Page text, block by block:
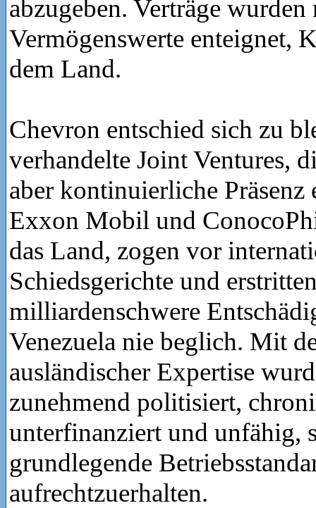
abzugeben. Verträge wurden
Vermögenswerte enteignet,
dem Land.
Chevron entschied sich zu
verhandelte Joint Ventures,
aber kontinuierliche Präsenz
Exxon Mobil und
das Land, zogen vor
Schiedsgerichte und
milliardenschwere
Venezuela nie beglich. Mit
ausländischer Expertise
zunehmend politisiert,
unterfinanziert und unfähig,
grundlegende
aufrechtzuerhalten.